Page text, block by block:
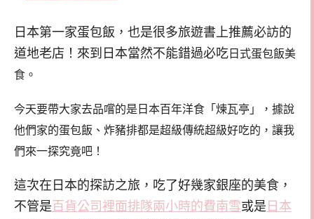
日本第一家蛋包飯，也是很多旅遊書上推薦必訪的
道地老店！來到日本當然不能錯過必吃 日式蛋包飯美
食。
今天要帶大家去品嚐的是日本百年洋食「煉瓦亭」，據說
他們家的蛋包飯、炸豬排都是超級傳統超級好吃的，讓我
們來一探究竟吧！
這次在日本的探訪之旅，吃了好幾家銀座的美食，
不管是 百貨公司裡面排隊兩小時的費南雪或是 日本